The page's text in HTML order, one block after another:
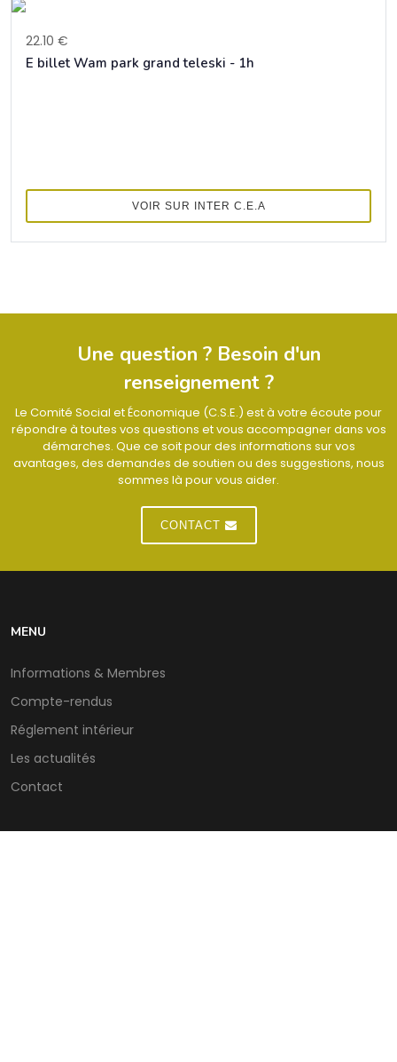
22.10 €
E billet Wam park grand teleski - 1h
VOIR SUR INTER C.E.A
Une question ? Besoin d'un
renseignement ?
Le Comité Social et Économique (C.S.E.) est à votre écoute pour
répondre à toutes vos questions et vous accompagner dans vos
démarches. Que ce soit pour des informations sur vos
avantages, des demandes de soutien ou des suggestions, nous
sommes là pour vous aider.
CONTACT
MENU
Informations & Membres
Compte-rendus
Réglement intérieur
Les actualités
Contact